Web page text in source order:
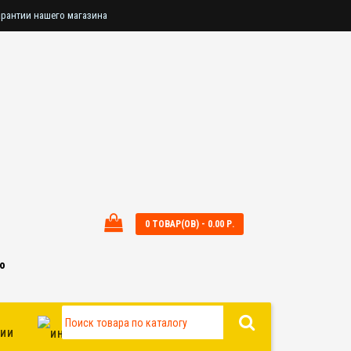
нашего магазина
0 ТОВАР(ОВ) - 0.00 Р.